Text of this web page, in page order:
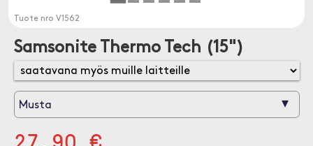
Tuote nro V1562
Samsonite Thermo Tech (15")
Musta ▾